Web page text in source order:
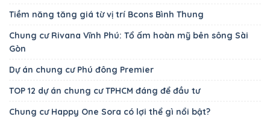
Tiềm năng tăng giá từ vị trí Bcons Bình Thung
Chung cư Rivana Vĩnh Phú: Tổ ấm hoàn mỹ bên sông Sài
Gòn
Dự án chung cư Phú đông Premier
TOP 12 dự án chung cư TPHCM đáng để đầu tư
Chung cư Happy One Sora có lợi thể gì nổi bật?